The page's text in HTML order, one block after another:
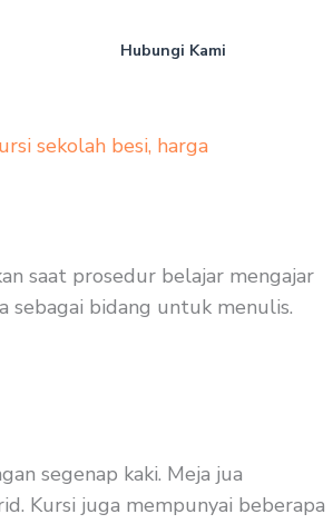
Hubungi Kami
sekolah besi, harga
saat prosedur belajar mengajar
sebagai bidang untuk menulis.
segenap kaki. Meja jua
Kursi juga mempunyai beberapa